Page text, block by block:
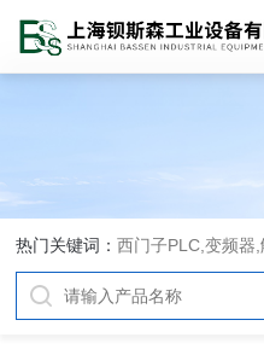
热门关键词：西门子PLC,变频器